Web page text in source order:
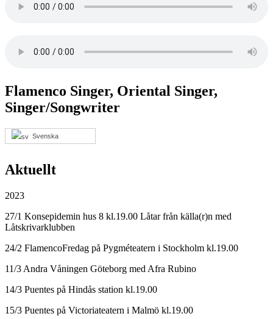
Flamenco Singer, Oriental Singer,
Singer/Songwriter
Svenska
Aktuellt
2023
27/1 Konsepidemin hus 8 kl.19.00 Låtar från källa(r)n med
Låtskrivarklubben
24/2 FlamencoFredag på Pygméteatern i Stockholm kl.19.00
11/3 Andra Våningen Göteborg med Afra Rubino
14/3 Puentes på Hindås station kl.19.00
15/3 Puentes på Victoriateatern i Malmö kl.19.00